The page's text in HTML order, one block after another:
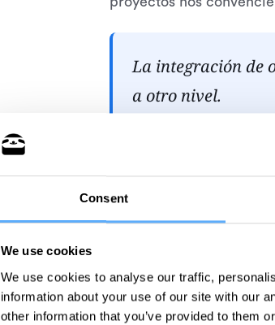
Consent
We use cookies
We use cookies to analyse our traffic,
information about your use of our site with our
other information that you’ve provided to them
La integración de
a otro nivel.
Si un amigo te
Katharina
: Con
estresantes y te olvidas
minuto. La integración
Además, su uso es muy